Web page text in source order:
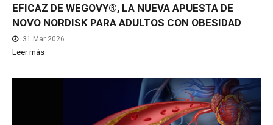
EFICAZ DE WEGOVY®, LA NUEVA APUESTA DE
NOVO NORDISK PARA ADULTOS CON OBESIDAD
31 Mar 2026
Leer más